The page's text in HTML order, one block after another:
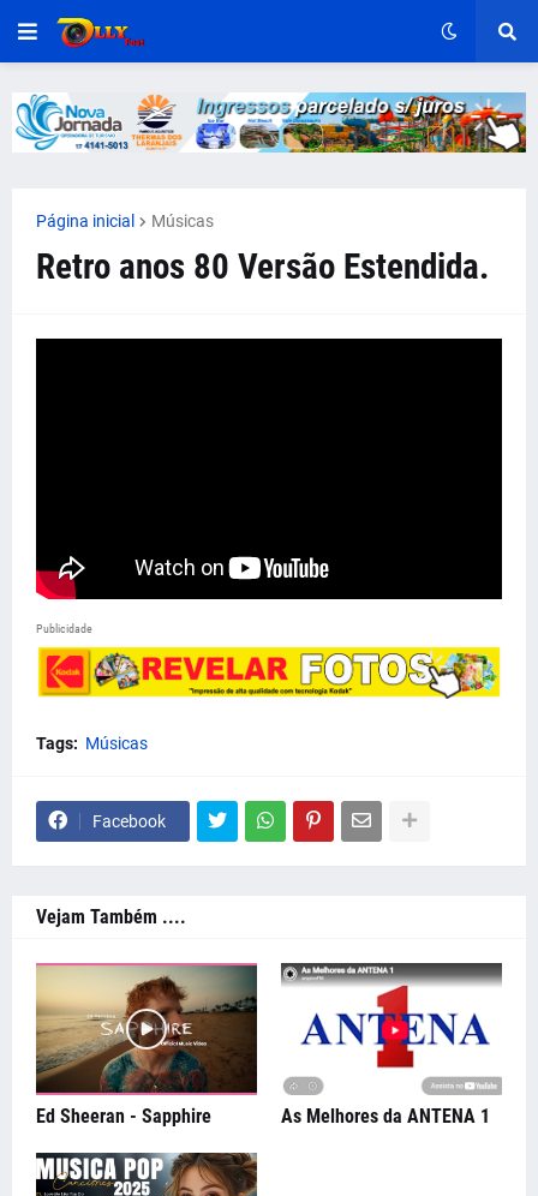
Página inicial Músicas
Retro anos 80 Versão Estendida.
Publicidade
Tags: Músicas
Facebook
Vejam Também ....
Ed Sheeran - Sapphire As Melhores da ANTENA 1